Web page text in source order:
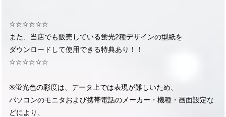
☆☆☆☆☆☆
また、当店でも販売している蛍光2種デザインの型紙を
ダウンロードして使用できる特典あり！！
☆☆☆☆☆☆
※蛍光色の彩度は、データ上では表現が難しいため、
パソコンのモニタおよび携帯電話のメーカー・機種・画面設定な
どにより、